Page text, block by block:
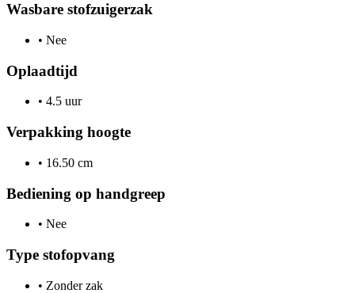
Wasbare stofzuigerzak
• Nee
Oplaadtijd
• 4.5 uur
Verpakking hoogte
• 16.50 cm
Bediening op handgreep
• Nee
Type stofopvang
• Zonder zak